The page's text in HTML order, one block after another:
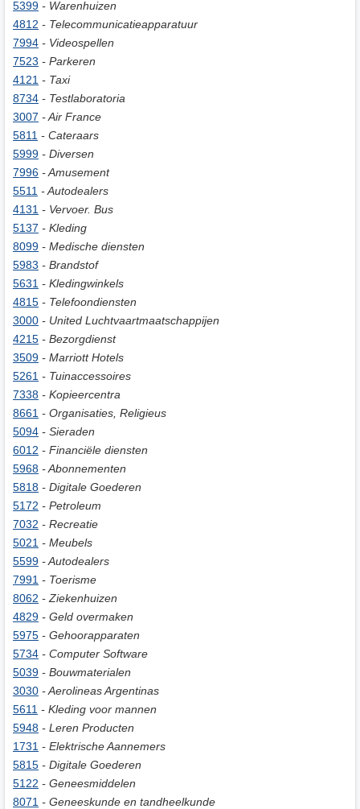
5399 - Warenhuizen
4812 - Telecommunicatieapparatuur
7994 - Videospellen
7523 - Parkeren
4121 - Taxi
8734 - Testlaboratoria
3007 - Air France
5811 - Cateraars
5999 - Diversen
7996 - Amusement
5511 - Autodealers
4131 - Vervoer. Bus
5137 - Kleding
8099 - Medische diensten
5983 - Brandstof
5631 - Kledingwinkels
4815 - Telefoondiensten
3000 - United Luchtvaartmaatschappijen
4215 - Bezorgdienst
3509 - Marriott Hotels
5261 - Tuinaccessoires
7338 - Kopieercentra
8661 - Organisaties, Religieus
5094 - Sieraden
6012 - Financiële diensten
5968 - Abonnementen
5818 - Digitale Goederen
5172 - Petroleum
7032 - Recreatie
5021 - Meubels
5599 - Autodealers
7991 - Toerisme
8062 - Ziekenhuizen
4829 - Geld overmaken
5975 - Gehoorapparaten
5734 - Computer Software
5039 - Bouwmaterialen
3030 - Aerolineas Argentinas
5611 - Kleding voor mannen
5948 - Leren Producten
1731 - Elektrische Aannemers
5815 - Digitale Goederen
5122 - Geneesmiddelen
8071 - Geneeskunde en tandheelkunde